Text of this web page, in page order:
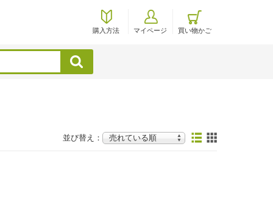
購入方法 マイページ 買い物かご
検索
並び替え：